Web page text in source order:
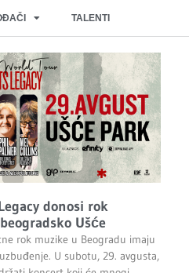
TALENTI
donosi rok
Ušće
rok muzike u Beogradu imaju
U subotu, 29. avgusta,